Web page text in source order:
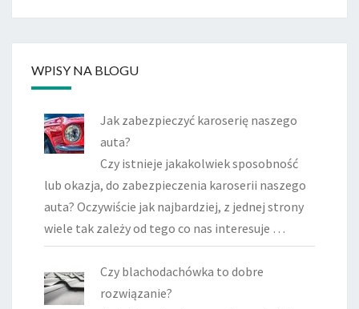
WPISY NA BLOGU
Jak zabezpieczyć karoserię naszego
auta?
Czy istnieje jakakolwiek sposobność
lub okazja, do zabezpieczenia karoserii naszego
auta? Oczywiście jak najbardziej, z jednej strony
wiele tak zależy od tego co nas interesuje …
Czy blachodachówka to dobre
rozwiązanie?